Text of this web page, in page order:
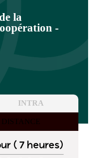
la
-
INTRA
( 7 heures)